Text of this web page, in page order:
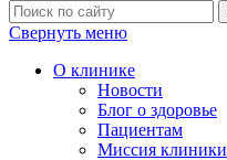
Свернуть меню
О клинике
Новости
Блог о здоровье
Пациентам
Миссия клиники